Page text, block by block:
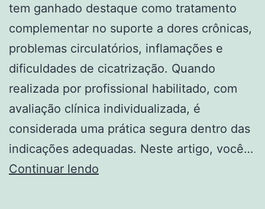
tem ganhado destaque como tratamento
complementar no suporte a dores crônicas,
problemas circulatórios, inflamações e
dificuldades de cicatrização. Quando
realizada por profissional habilitado, com
avaliação clínica individualizada, é
considerada uma prática segura dentro das
indicações adequadas. Neste artigo, você…
Continuar lendo